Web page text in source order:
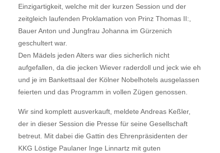
Einzigartigkeit, welche mit der kurzen Session und der
zeitgleich laufenden Proklamation von Prinz Thomas II:,
Bauer Anton und Jungfrau Johanna im Gürzenich
geschultert war.
Den Mädels jeden Alters war dies sicherlich nicht
aufgefallen, da die jecken Wiever raderdoll und jeck wie eh
und je im Bankettsaal der Kölner Nobelhotels ausgelassen
feierten und das Programm in vollen Zügen genossen.
Wir sind komplett ausverkauft, meldete Andreas Keßler,
der in dieser Session die Presse für seine Gesellschaft
betreut. Mit dabei die Gattin des Ehrenpräsidenten der
KKG Löstige Paulaner Inge Linnartz mit guten